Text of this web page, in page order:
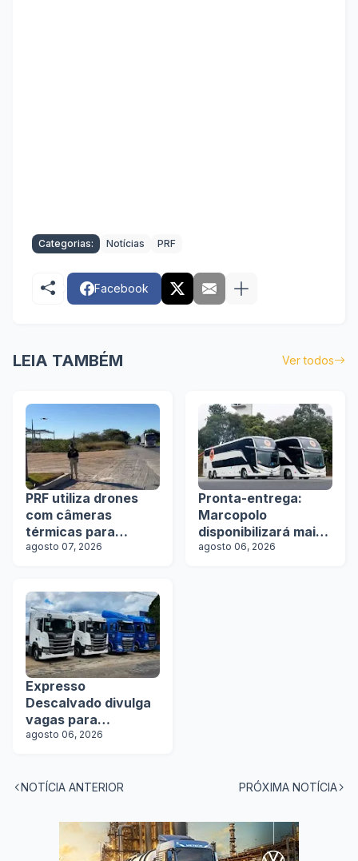
Categorias: Notícias PRF
Facebook
LEIA TAMBÉM Ver todos
PRF utiliza drones
com câmeras
térmicas para
fiscalizar freios de
agosto 07, 2026
Pronta-entrega:
Marcopolo
disponibilizará mais
de 100 ônibus para
agosto 06, 2026
Expresso
Descalvado divulga
vagas para
motoristas
agosto 06, 2026
NOTÍCIA ANTERIOR PRÓXIMA NOTÍCIA